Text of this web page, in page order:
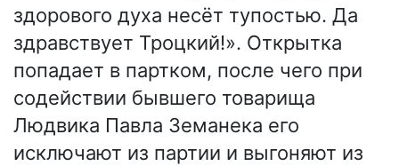
здорового духа несёт тупостью. Да
здравствует Троцкий!». Открытка
попадает в партком, после чего при
содействии бывшего товарища
Людвика Павла Земанека его
исключают из партии и выгоняют из